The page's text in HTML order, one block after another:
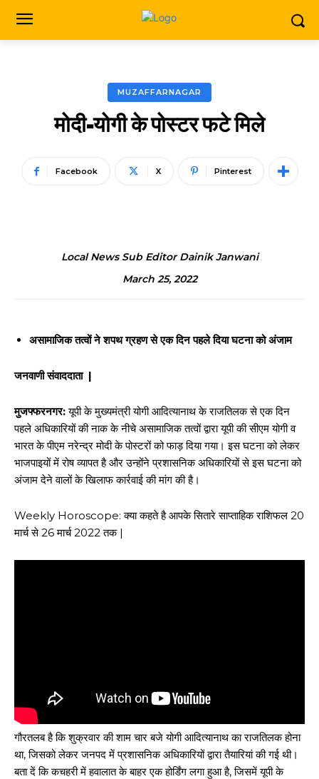
MUZAFFARNAGAR
मोदी-योगी के पोस्टर फटे मिले
Facebook X Pinterest
Local News Sub Editor Dainik Janwani
March 25, 2022
असामाजिक तत्वों ने शपथ ग्रहण से एक दिन पहले दिया घटना को अंजाम
जनवाणी संवाददाता |
मुजफ्फरनगर:यूपी के मुख्यमंत्री योगी आदित्यानाथ के राजतिलक से एक दिन
पहले अधिकारियों की नाक के नीचे असामाजिक तत्वों द्वारा यूपी की सीएम योगी व
भारत के पीएम नरेन्द्र मोदी के पोस्टरों को फाड़ दिया गया। इस घटना को लेकर
भाजपाइयों में रोष व्यापत है और उन्होंने प्रशासनिक अधिकारियों से इस घटना को
अंजाम देने वालों के खिलाफ कार्रवाई की मांग की है।
Weekly Horoscope: क्या कहते है आपके सितारे साप्ताहिक राशिफल 20
मार्च से 26 मार्च 2022 तक |
गौरतलब है कि शुक्रवार की शाम चार बजे योगी आदित्यानाथ का राजतिलक होना
था, जिसको लेकर जनपद में प्रशासनिक अधिकारियों द्वारा तैयारियां की गई थी।
बता दें कि कचहरी में हवालात के बाहर एक होर्डिंग लगा हुआ है, जिसमें यूपी के